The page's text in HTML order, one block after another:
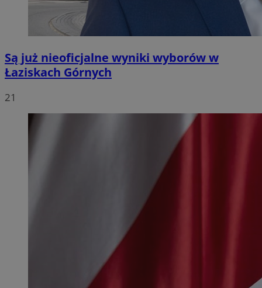
Są już nieoficjalne wyniki wyborów w
Łaziskach Górnych
21